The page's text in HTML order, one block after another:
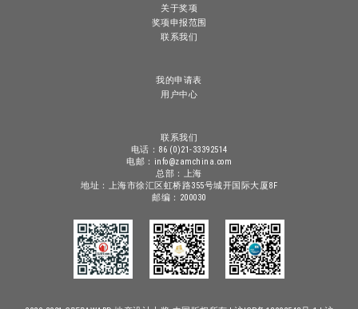
关于奖项
奖项申报范围
联系我们
我的申请表
用户中心
联系我们
电话：86 (0)21-33392514
电邮：info@zamchina.com
总部：上海
地址：上海市徐汇区虹桥路355号城开国际大厦8F
邮编：200030